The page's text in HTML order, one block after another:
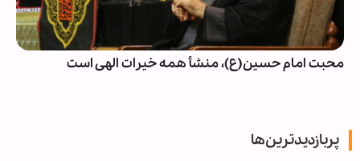
محبت امام حسین(ع)، منشأ همه خیرات الهی است
پربازدیدترین‌ها